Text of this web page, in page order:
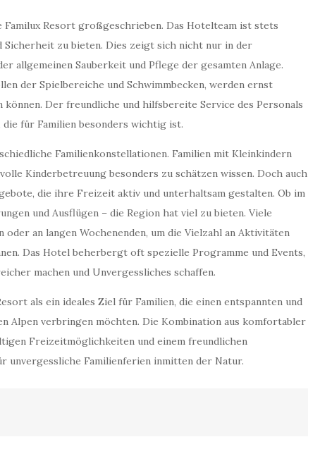
Resort großgeschrieben. Das Hotelteam ist stets
Sicherheit zu bieten. Dies zeigt sich nicht nur in der
allgemeinen Sauberkeit und Pflege der gesamten Anlage.
der Spielbereiche und Schwimmbecken, werden ernst
Der freundliche und hilfsbereite Service des Personals
für Familien besonders wichtig ist.
Familienkonstellationen. Familien mit Kleinkindern
Kinderbetreuung besonders zu schätzen wissen. Doch auch
die ihre Freizeit aktiv und unterhaltsam gestalten. Ob im
und Ausflügen – die Region hat viel zu bieten. Viele
an langen Wochenenden, um die Vielzahl an Aktivitäten
Das Hotel beherbergt oft spezielle Programme und Events,
machen und Unvergessliches schaffen.
als ein ideales Ziel für Familien, die einen entspannten und
Alpen verbringen möchten. Die Kombination aus komfortabler
Freizeitmöglichkeiten und einem freundlichen
unvergessliche Familienferien inmitten der Natur.